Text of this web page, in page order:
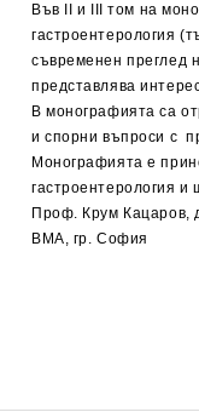
Във ІІ и ІІІ том на
гастроентерология
съвременен преглед
представлява
В монографията са
и спорни въпроси с
Монографията е
гастроентерология
Проф. Крум Кацаров,
ВМА, гр. София